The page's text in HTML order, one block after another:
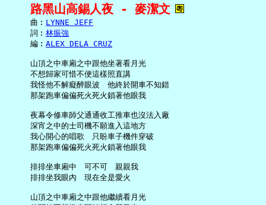
路黑山高錫人夜 - 麥潔文
     曲︰
LYNNE JEFF
     詞︰
林振強
     編︰
ALEX DELA CRUZ
     山頂之中車廂之中跟他坐著看月光
     不想歸家可惜不便這樣照直講
     我怪他不解癡醉眼波　他終於開車不知錯
     那架跑車偏偏死火死火鎖著他眼我
     夜幕令修車師父通通收工推車也沒法入廠
     深宵之中的士司機不願進入這地方
     我心開心的唱歌　只盼車子機件穿破
     那架跑車偏偏死火死火鎖著他眼我
     排排坐車廂中　可不可　親親我
     排排坐我眼內　現在全是愛火
     山頂之中車廂之中跟他繼續看月光